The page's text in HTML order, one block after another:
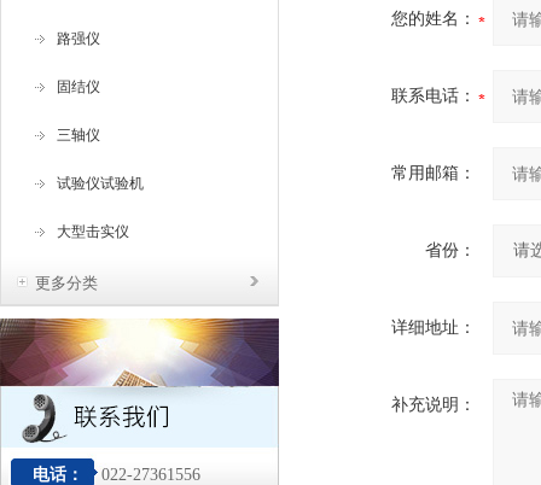
路强仪
固结仪
三轴仪
试验仪试验机
大型击实仪
更多分类
电话： 022-27361556
您的姓名：
联系电话：
常用邮箱：
省份：
详细地址：
补充说明：